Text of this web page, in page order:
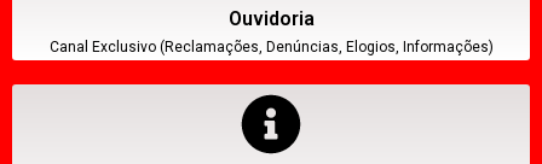
Ouvidoria
Canal Exclusivo (Reclamações, Denúncias, Elogios, Informações)